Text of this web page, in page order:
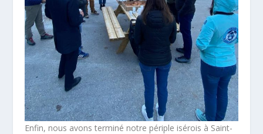
Enfin, nous avons terminé notre périple isérois à Saint-